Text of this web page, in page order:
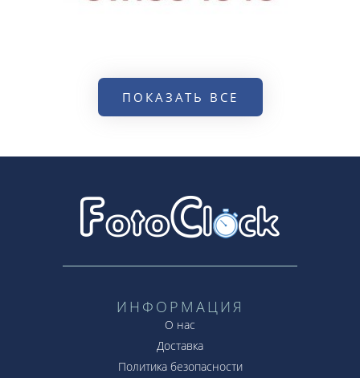
ПОКАЗАТЬ ВСЕ
ИНФОРМАЦИЯ
О нас
Доставка
Политика безопасности